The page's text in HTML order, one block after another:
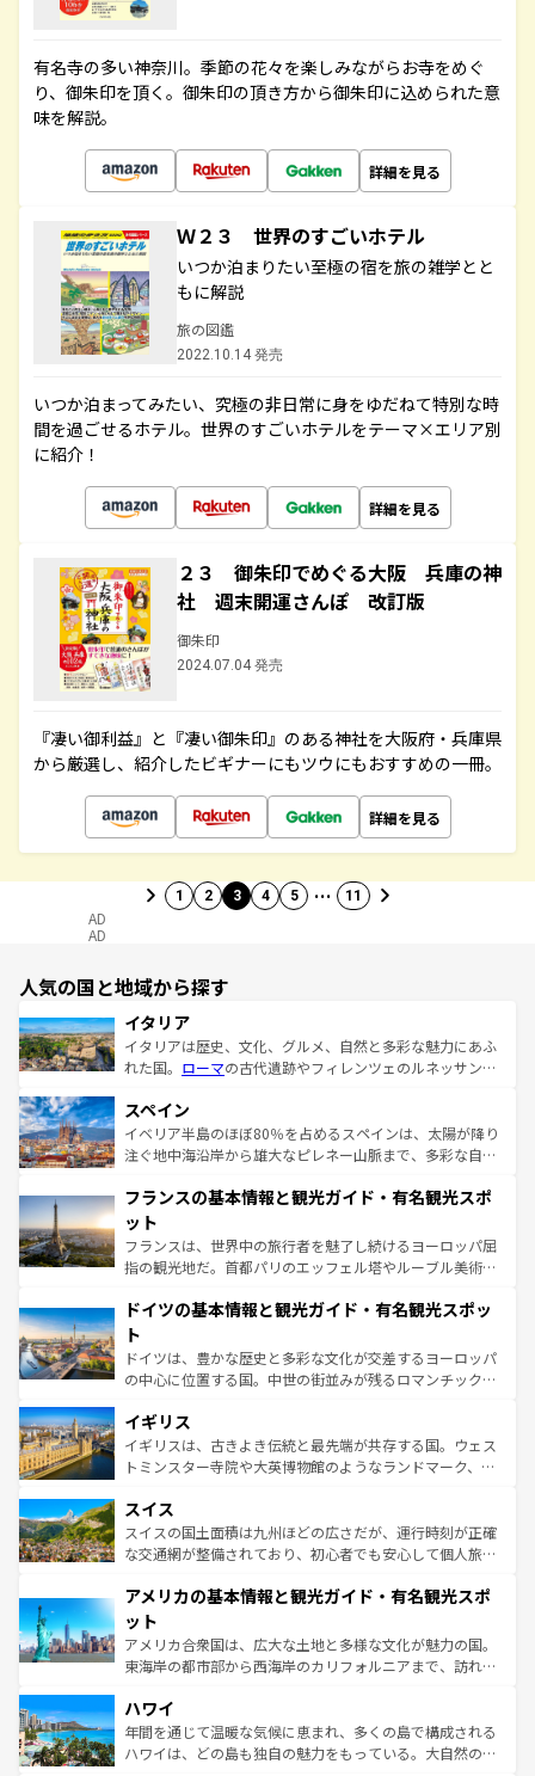
有名寺の多い神奈川。季節の花々を楽しみながらお寺をめぐ
り、御朱印を頂く。御朱印の頂き方から御朱印に込められた意
味を解説。
詳細を見る
Ｗ２３ 世界のすごいホテル
いつか泊まりたい至極の宿を旅の雑学とと
もに解説
旅の図鑑
2022.10.14 発売
いつか泊まってみたい、究極の非日常に身をゆだねて特別な時
間を過ごせるホテル。世界のすごいホテルをテーマ×エリア別
に紹介！
詳細を見る
２３ 御朱印でめぐる大阪 兵庫の神
社 週末開運さんぽ 改訂版
御朱印
2024.07.04 発売
『凄い御利益』と『凄い御朱印』のある神社を大阪府・兵庫県
から厳選し、紹介したビギナーにもツウにもおすすめの一冊。
詳細を見る
1 2 3 4 5 … 11
AD
AD
人気の国と地域から探す
イタリア
イタリアは歴史、文化、グルメ、自然と多彩な魅力にあふ
れた国。 ローマの古代遺跡やフィレンツェのルネッサンス
ろん、トスカーナの美しい田園風景やアマルフィ海岸の絶
景など、自然景観も見逃せない。観光の合間には、本場の
ピザやパスタなど、絶品のイタリア料理を堪能することも
ませてくれるイタリアで、忘れられない旅をしてみよう！
なお、新着のイタリア情報は
しい。
スペイン
イベリア半島のほぼ80％を占めるスペインは、太陽が降り
注ぐ地中海沿岸から雄大なピレネー山脈まで、多彩な自然
文化が根付くこの国では、情熱的なフラメンコ、熱気あふ
れる闘牛、そして美味しいタパスが生活の一部となってい
る。首都マドリードの洗練された雰囲気や、バルセロナの
アートに溢れた街角から、地方では古代ローマ遺跡や中世
せる。地方によって風土や気候が異なるスペインはその個
ンテンツ一覧 を参照してほしい。
フランスの基本情報と観光ガイド・有名観光スポ
ット
フランスは、世界中の旅行者を魅了し続けるヨーロッパ屈
指の観光地だ。首都パリのエッフェル塔やルーブル美術館
で、幅広い魅力が詰まっている。華麗な宮殿、歴史的な大
聖堂、美しいビーチ、そして豊かな自然が、訪れる者を心
から魅了する。また、フランスは美食の国としても知ら
れ、フランス料理はユネスコ無形文化遺産にも登録されて
香り高いラベンダー畑など、多彩な楽しみ方が可能だ。さ
らに、パリ以外の地域にも魅力が溢れており、どの街角に
も豊かな歴史と文化が息づいている。パリ以外の個性あふ
を参照してほしい。
ドイツの基本情報と観光ガイド・有名観光スポッ
ト
ドイツは、豊かな歴史と多彩な文化が交差するヨーロッパ
の中心に位置する国。中世の街並みが残るロマンチック街
顔を持つこの国は、どこを歩いても飽きることがない。ベ
ルリンの文化的活気、バイエルン州のアルプスの絶景、そ
してライン川沿いのワイン畑といった風景は必見。ビール
は、お酒好きな人にはぜひ体験してほしい。 なお、新着の
ドイツ情報はコンテンツ一覧を参照してほしい。
イギリス
イギリスは、古きよき伝統と最先端が共存する国。ウェス
トミンスター寺院や大英博物館のようなランドマーク、歴
リアごとに異なる魅力がある。また、優雅なアフタヌーン
ティー、ビール好きにはたまらない英国パブ、サッカー観
戦など、本場だからこそできる体験も豊富。イギリスを旅
ンツ一覧を参照してほしい。
スイス
スイスの国土面積は九州ほどの広さだが、運行時刻が正確
な交通網が整備されており、初心者でも安心して個人旅行
の建物がそのまま残る町や、スイスならではのユニークな
博物館もあり、アルプス観光だけでなく町歩きも満喫する
ことができる。国民の所得が高いため物価も高いが、旅行
者向けの交通パス提供のサービスもあり、うまく活用すれ
着のスイス情報は
アメリカの基本情報と観光ガイド・有名観光スポ
ット
アメリカ合衆国は、広大な土地と多様な文化が魅力の国。
東海岸の都市部から西海岸のカリフォルニアまで、訪れる
のような巨大都市は、観光、ショッピング、エンターテイ
ンメントが詰まった刺激的なスポットだ。一方、アメリカ
西部には大自然が広がり、グランドキャニオンやイエロー
ハワイ
年間を通じて温暖な気候に恵まれ、多くの島で構成される
ハワイは、どの島も独自の魅力をもっている。大自然の神